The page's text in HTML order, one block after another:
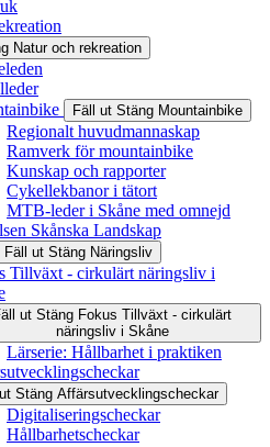
Natur och rekreation
Fäll ut Stäng Mountainbike
Regionalt huvudmannaskap
Ramverk för mountainbike
Kunskap och rapporter
Cykellekbanor i tätort
MTB-leder i Skåne med omnejd
Skånska Landskap
Fäll ut Stäng Näringsliv
Tillväxt - cirkulärt näringsliv i
ut Stäng Fokus Tillväxt - cirkulärt
näringsliv i Skåne
Lärserie: Hållbarhet i praktiken
Stäng Affärsutvecklingscheckar
Digitaliseringscheckar
Hållbarhetscheckar